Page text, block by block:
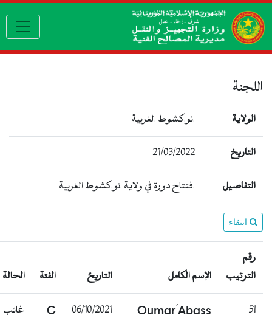
اللجنة
الولاية انواكشوط الغربية
التاريخ 21/03/2022
التفاصيل افتتاح دورة في ولاية انواكشوط الغربية
انتقاء
رقم
الترتيب
الإسم الكامل التاريخ الفئة الحالة
51
Oumar ََAbass
06/10/2021
C غائب